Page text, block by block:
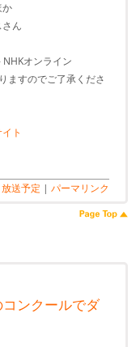
ん
NHKオンライン
ますのでご了承くださ
ト
放送予定 | パーマリンク
ンクールでダ